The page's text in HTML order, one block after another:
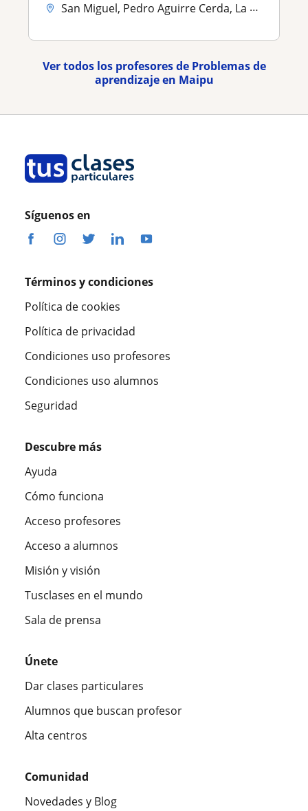
San Miguel, Pedro Aguirre Cerda, La Cisterna, Maipu
Ver todos los profesores de Problemas de
aprendizaje en Maipu
Síguenos en
Términos y condiciones
Política de cookies
Política de privacidad
Condiciones uso profesores
Condiciones uso alumnos
Seguridad
Descubre más
Ayuda
Cómo funciona
Acceso profesores
Acceso a alumnos
Misión y visión
Tusclases en el mundo
Sala de prensa
Únete
Dar clases particulares
Alumnos que buscan profesor
Alta centros
Comunidad
Novedades y Blog